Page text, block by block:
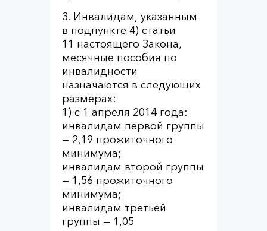
3. Инвалидам, указанным
в подпункте 4) статьи
11 настоящего Закона,
месячные пособия по
инвалидности
назначаются в следующих
размерах:
1) с 1 апреля 2014 года:
инвалидам первой группы
— 2,19 прожиточного
минимума;
инвалидам второй группы
— 1,56 прожиточного
минимума;
инвалидам третьей
группы — 1,05